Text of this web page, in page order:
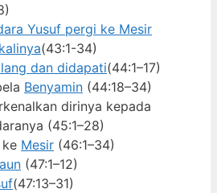
Yusuf pergi ke Mesir
(43:1-34)
dan didapati(44:1–17)
Benyamin (44:18–34)
dirinya kepada
(45:1–28)
Mesir (46:1–34)
(47:1–12)
(47:13–31)